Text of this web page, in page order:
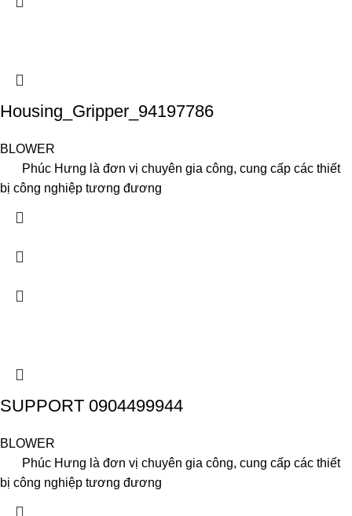
Housing_Gripper_94197786
BLOWER
Phúc Hưng là đơn vị chuyên gia công, cung cấp các thiết
bị công nghiệp tương đương
SUPPORT 0904499944
BLOWER
Phúc Hưng là đơn vị chuyên gia công, cung cấp các thiết
bị công nghiệp tương đương